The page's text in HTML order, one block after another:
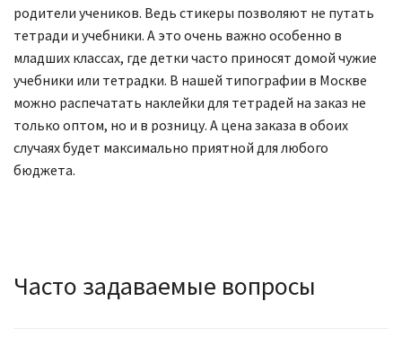
родители учеников. Ведь стикеры позволяют не путать
тетради и учебники. А это очень важно особенно в
младших классах, где детки часто приносят домой чужие
учебники или тетрадки. В нашей типографии в Москве
можно распечатать наклейки для тетрадей на заказ не
только оптом, но и в розницу. А цена заказа в обоих
случаях будет максимально приятной для любого
бюджета.
Часто задаваемые вопросы